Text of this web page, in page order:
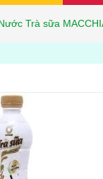
Trà sữa